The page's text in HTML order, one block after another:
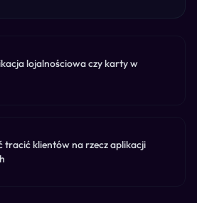
lojalnościowa czy karty w
tracić klientów na rzecz aplikacji